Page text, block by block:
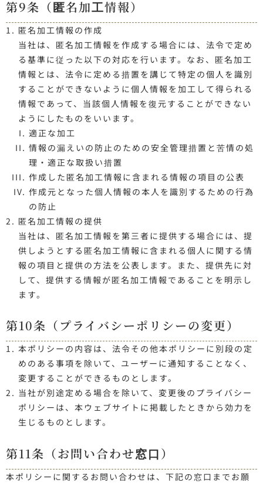
第9条（匿名加工情報）
匿名加工情報の作成
当社は、匿名加工情報を作成する場合には、法令で定め
る基準に従った以下の対応を行います。なお、匿名加工
情報とは、法令に定める措置を講じて特定の個人を識別
することができないように個人情報を加工して得られる
情報であって、当該個人情報を復元することができない
ようにしたものをいいます。
適正な加工
情報の漏えいの防止のための安全管理措置と苦情の処
理・適正な取扱い措置
作成した匿名加工情報に含まれる情報の項目の公表
作成元となった個人情報の本人を識別するための行為
の防止
匿名加工情報の提供
当社は、匿名加工情報を第三者に提供する場合には、提
供しようとする匿名加工情報に含まれる個人に関する情
報の項目と提供の方法を公表します。また、提供先に対
して、提供する情報が匿名加工情報であることを明示し
ます。
第10条（プライバシーポリシーの変更）
本ポリシーの内容は、法令その他本ポリシーに別段の定
めのある事項を除いて、ユーザーに通知することなく、
変更することができるものとします。
当社が別途定める場合を除いて、変更後のプライバシー
ポリシーは、本ウェブサイトに掲載したときから効力を
生じるものとします。
第11条（お問い合わせ窓口）
本ポリシーに関するお問い合わせは、下記の窓口までお願